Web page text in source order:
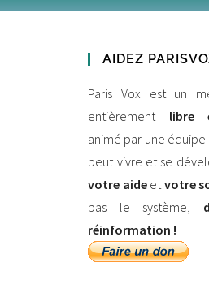
AIDEZ
Paris Vox est un
entièrement libre
animé par une équipe
peut vivre et se
votre aideetvotre
pas le système,
réinformation !